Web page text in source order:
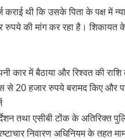
कराई थी कि उसके पिता के पक्ष में
की मांग कर रहा है। शिकायत
कार में बैठाया और रिश्वत की
से 20 हजार रुपये बरामद किए और
तथा एसीबी टोंक के अतिरिक्त
निवारण अधिनियम के तहत